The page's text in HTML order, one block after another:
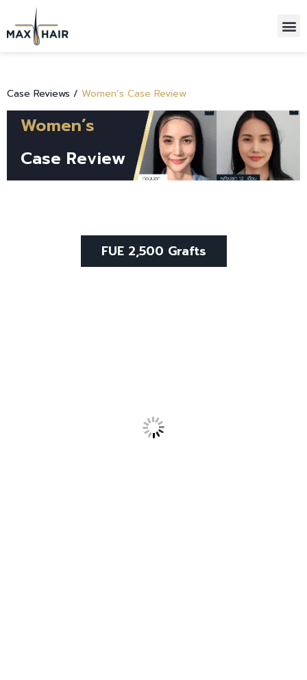
Case Reviews / Women’s Case Review
Women’s
Case Review
FUE 2,500 Grafts